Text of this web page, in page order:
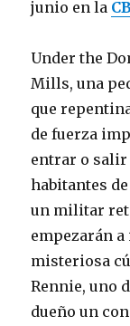
junio en la
Under the
Mills, una
que
de fuerza
entrar o salir
habitantes
un militar
empezarán
misteriosa
Rennie, uno
dueño un